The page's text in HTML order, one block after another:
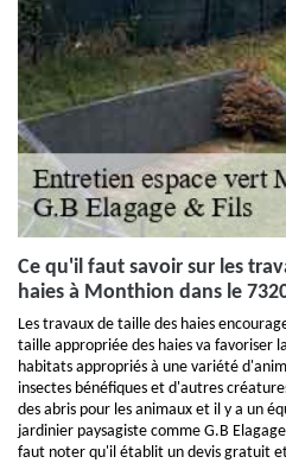
Ce qu'il faut savoir sur les
haies à Monthion dans le
Les travaux de taille des haies
taille appropriée des haies va favoriser
habitats appropriés à une variété
insectes bénéfiques et d'autres
des abris pour les animaux et il y a un
jardinier paysagiste comme G.B
faut noter qu'il établit un devis gratuit